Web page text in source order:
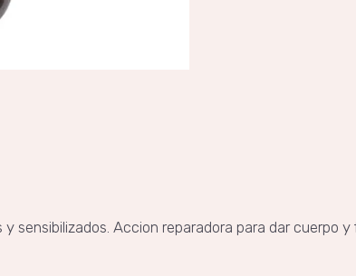
sensibilizados. Accion reparadora para dar cuerpo